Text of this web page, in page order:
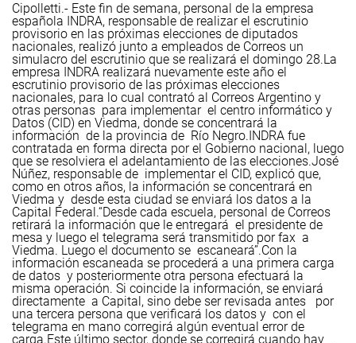
Cipolletti.- Este fin de semana, personal de la empresa
española INDRA, responsable de realizar el escrutinio
provisorio en las próximas elecciones de diputados
nacionales, realizó junto a empleados de Correos un
simulacro del escrutinio que se realizará el domingo 28.La
empresa INDRA realizará nuevamente este año el
escrutinio provisorio de las próximas elecciones
nacionales, para lo cual contrató al Correos Argentino y
otras personas para implementar el centro informático y
Datos (CID) en Viedma, donde se concentrará la
información de la provincia de Río Negro.INDRA fue
contratada en forma directa por el Gobierno nacional, luego
que se resolviera el adelantamiento de las elecciones.José
Núñez, responsable de implementar el CID, explicó que,
como en otros años, la información se concentrará en
Viedma y desde esta ciudad se enviará los datos a la
Capital Federal.“Desde cada escuela, personal de Correos
retirará la información que le entregará el presidente de
mesa y luego el telegrama será transmitido por fax a
Viedma. Luego el documento se escaneará”.Con la
información escaneada se procederá a una primera carga
de datos y posteriormente otra persona efectuará la
misma operación. Si coincide la información, se enviará
directamente a Capital, sino debe ser revisada antes por
una tercera persona que verificará los datos y con el
telegrama en mano corregirá algún eventual error de
carga.Este último sector, donde se corregirá cuando hay